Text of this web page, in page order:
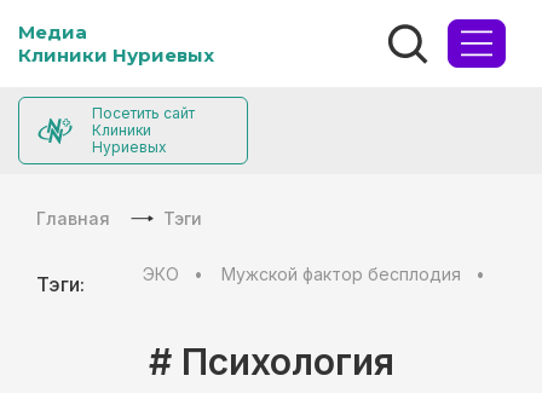
Медиа
Клиники Нуриевых
Посетить сайт
Клиники
Нуриевых
Главная Тэги
Тэги: ЭКО Мужской фактор бесплодия
# Психология